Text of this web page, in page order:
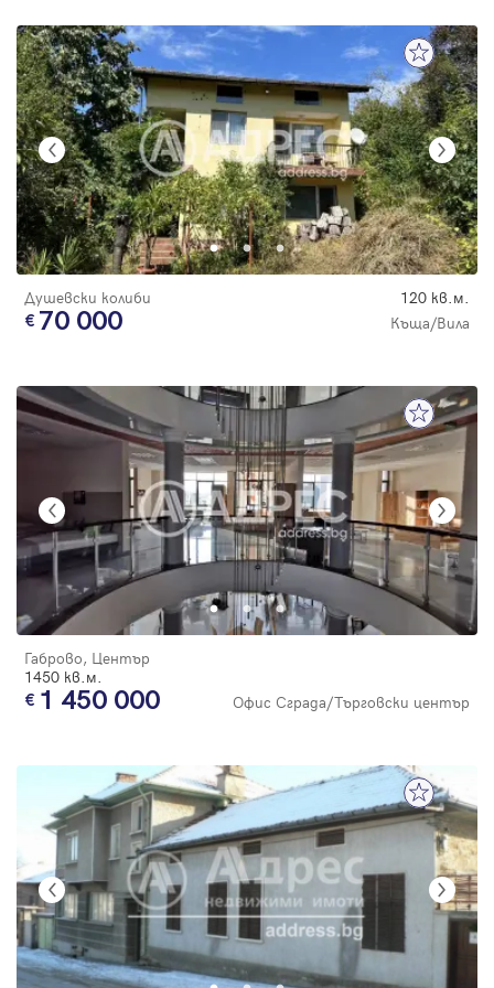
Душевски колиби 120 кв.м.
70 000 Къща/Вила
Габрово, Център
1450 кв.м.
1 450 000 Офис Сграда/Търговски център